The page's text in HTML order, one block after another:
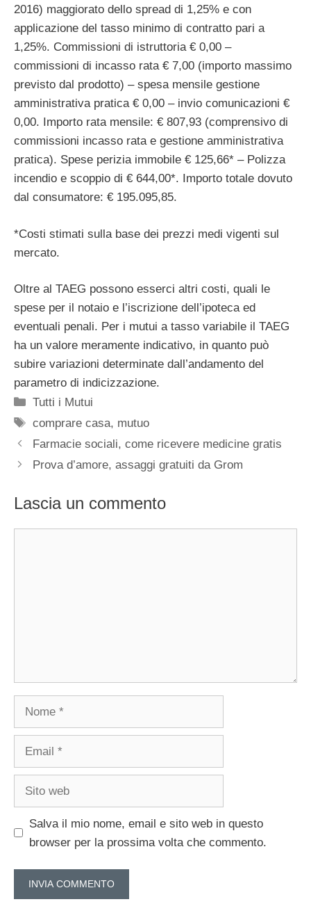
2016) maggiorato dello spread di 1,25% e con
applicazione del tasso minimo di contratto pari a
1,25%. Commissioni di istruttoria € 0,00 –
commissioni di incasso rata € 7,00 (importo massimo
previsto dal prodotto) – spesa mensile gestione
amministrativa pratica € 0,00 – invio comunicazioni €
0,00. Importo rata mensile: € 807,93 (comprensivo di
commissioni incasso rata e gestione amministrativa
pratica). Spese perizia immobile € 125,66* – Polizza
incendio e scoppio di € 644,00*. Importo totale dovuto
dal consumatore: € 195.095,85.
*Costi stimati sulla base dei prezzi medi vigenti sul
mercato.
Oltre al TAEG possono esserci altri costi, quali le
spese per il notaio e l’iscrizione dell’ipoteca ed
eventuali penali. Per i mutui a tasso variabile il TAEG
ha un valore meramente indicativo, in quanto può
subire variazioni determinate dall’andamento del
parametro di indicizzazione.
Categorie
Tutti i Mutui
Tag
comprare casa, mutuo
Farmacie sociali, come ricevere medicine gratis
Prova d’amore, assaggi gratuiti da Grom
Lascia un commento
Salva il mio nome, email e sito web in questo
browser per la prossima volta che commento.